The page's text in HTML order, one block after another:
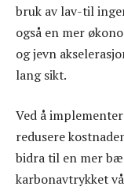
bruk av lav-til
også en mer
og jevn
lang sikt.
Ved å
redusere
bidra til en mer
karbonavtrykket